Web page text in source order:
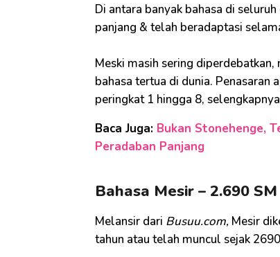
Di antara banyak bahasa di
panjang & telah beradaptasi
Meski masih sering
bahasa tertua di dunia. Penasaran
peringkat 1 hingga 8,
Baca Juga: Bukan Stonehenge,
Peradaban Panjang
Bahasa Mesir – 2.690
Melansir dari Busuu.com, Mesir
tahun atau telah muncul sejak